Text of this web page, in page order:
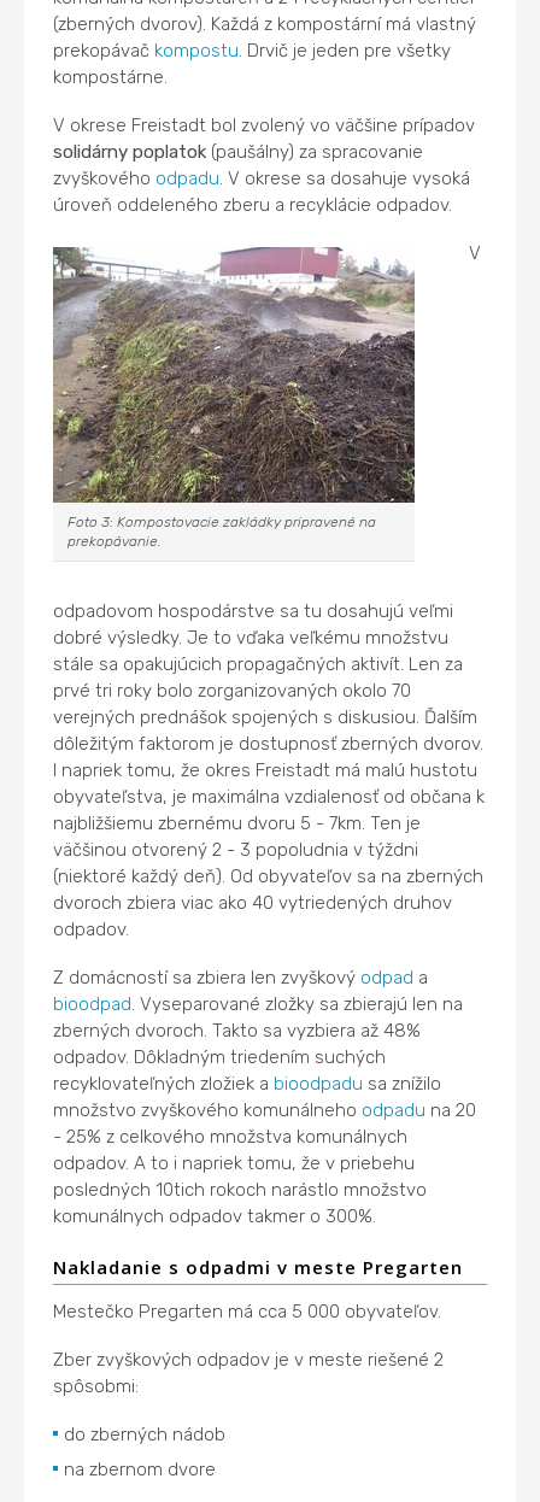
(zberných dvorov). Každá z kompostární má vlastný
prekopávač kompostu . Drvič je jeden pre všetky
kompostárne.
V okrese Freistadt bol zvolený vo väčšine prípadov
solidárny poplatok (paušálny) za spracovanie
zvyškového odpadu . V okrese sa dosahuje vysoká
úroveň oddeleného zberu a recyklácie odpadov.
Foto 3: Kompostovacie zakládky pripravené na
prekopávanie.
V
odpadovom hospodárstve sa tu dosahujú veľmi
dobré výsledky. Je to vďaka veľkému množstvu
stále sa opakujúcich propagačných aktivít. Len za
prvé tri roky bolo zorganizovaných okolo 70
verejných prednášok spojených s diskusiou. Ďalším
dôležitým faktorom je dostupnosť zberných dvorov.
I napriek tomu, že okres Freistadt má malú hustotu
obyvateľstva, je maximálna vzdialenosť od občana k
najbližšiemu zbernému dvoru 5 - 7km. Ten je
väčšinou otvorený 2 - 3 popoludnia v týždni
(niektoré každý deň). Od obyvateľov sa na zberných
dvoroch zbiera viac ako 40 vytriedených druhov
odpadov.
Z domácností sa zbiera len zvyškový odpad a
bioodpad. Vyseparované zložky sa zbierajú len na
zberných dvoroch. Takto sa vyzbiera až 48%
odpadov. Dôkladným triedením suchých
recyklovateľných zložiek a bioodpadu sa znížilo
množstvo zvyškového komunálneho odpadu na 20
- 25% z celkového množstva komunálnych
odpadov. A to i napriek tomu, že v priebehu
posledných 10tich rokoch narástlo množstvo
komunálnych odpadov takmer o 300%.
Nakladanie s odpadmi v meste Pregarten
Mestečko Pregarten má cca 5 000 obyvateľov.
Zber zvyškových odpadov je v meste riešené 2
spôsobmi:
do zberných nádob
na zbernom dvore